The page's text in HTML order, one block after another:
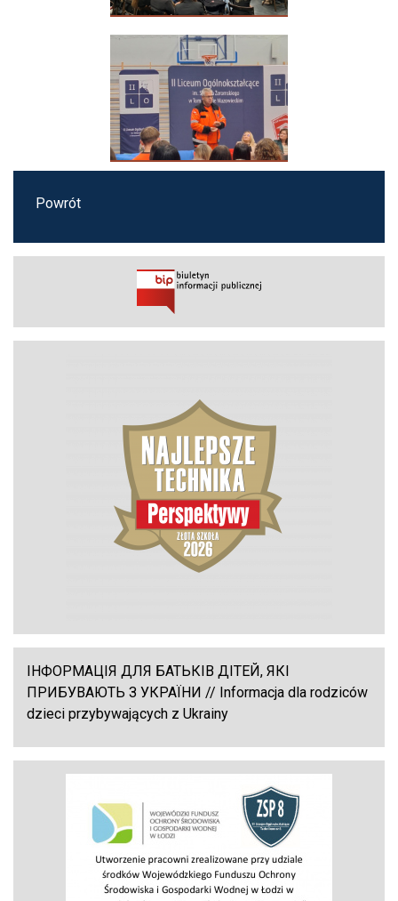
Powrót
ІНФОРМАЦІЯ ДЛЯ БАТЬКІВ ДІТЕЙ, ЯКІ
ПРИБУВАЮТЬ З УКРАЇНИ // Informacja dla rodziców
dzieci przybywających z Ukrainy